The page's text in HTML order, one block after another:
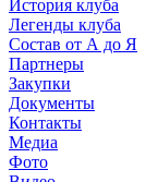
История клуба
Легенды клуба
Состав от А до Я
Партнеры
Закупки
Документы
Контакты
Медиа
Фото